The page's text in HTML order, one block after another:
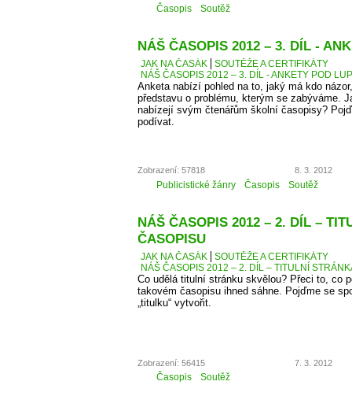
Časopis Soutěž
NÁŠ ČASOPIS 2012 – 3. DÍL -
JAK NA ČASÁK
SOUTĚŽE A CERTIFIKÁTY
NÁŠ ČASOPIS 2012 – 3. DÍL - ANKETY POD
Anketa nabízí pohled na to, jaký má kdo
představu o problému, kterým se zabýváme.
nabízejí svým čtenářům školní časopisy?
podívat.
Zobrazení: 57818 8. 3. 2012
Publicistické žánry Časopis Soutěž
NÁŠ ČASOPIS 2012 – 2. DÍL –
ČASOPISU
JAK NA ČASÁK
SOUTĚŽE A CERTIFIKÁTY
NÁŠ ČASOPIS 2012 – 2. DÍL – TITULNÍ
Co udělá titulní stránku skvělou? Přeci to, co
takovém časopisu ihned sáhne. Pojďme se
„titulku“ vytvořit.
Zobrazení: 56415 7. 3. 2012
Časopis Soutěž